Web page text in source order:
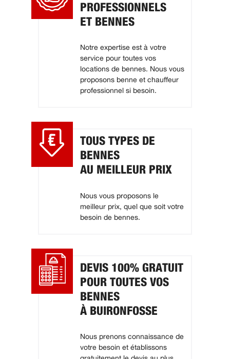
PROFESSIONNELS
ET BENNES
Notre expertise est à votre
service pour toutes vos
locations de bennes. Nous vous
proposons benne et chauffeur
professionnel si besoin.
TOUS TYPES DE
BENNES
AU MEILLEUR PRIX
Nous vous proposons le
meilleur prix, quel que soit votre
besoin de bennes.
DEVIS 100% GRATUIT
POUR TOUTES VOS
BENNES
À BUIRONFOSSE
Nous prenons connaissance de
votre besoin et établissons